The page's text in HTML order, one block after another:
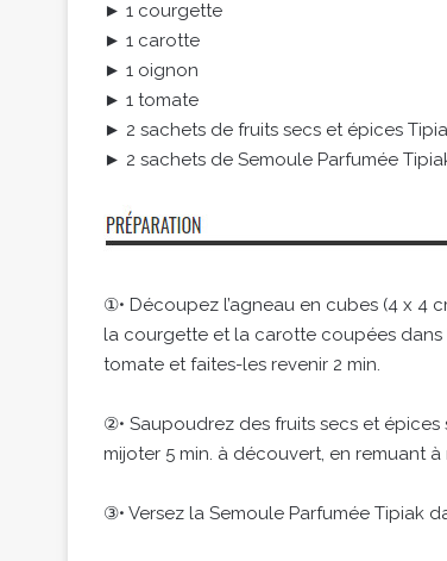
► 1 courgette
► 1 carotte
► 1 oignon
► 1 tomate
► 2 sachets de fruits secs et épices
► 2 sachets de Semoule Parfumée
①• Découpez l’agneau en cubes (4 x 4
la courgette et la carotte coupées dans
tomate et faites-les revenir 2 min.
②• Saupoudrez des fruits secs et épices
mijoter 5 min. à découvert, en remuant à
③• Versez la Semoule Parfumée Tipiak